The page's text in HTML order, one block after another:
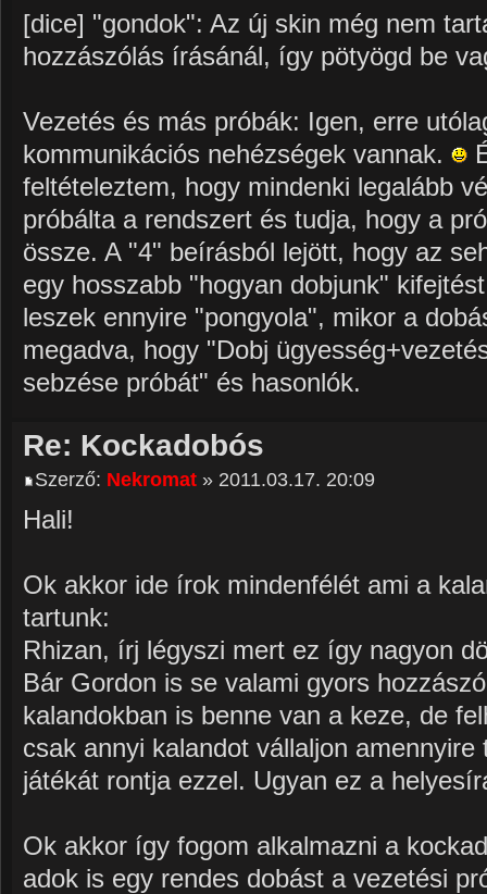
[dice] "gondok": Az új skin még nem
hozzászólás írásánál, így pötyögd be
Vezetés és más próbák: Igen, erre
kommunikációs nehézségek vannak.
feltételeztem, hogy mindenki legalább
próbálta a rendszert és tudja, hogy a
össze. A "4" beírásból lejött, hogy az
egy hosszabb "hogyan dobjunk"
leszek ennyire "pongyola", mikor a
megadva, hogy "Dobj
sebzése próbát" és hasonlók.
Re: Kockadobós
Szerző: Nekromat » 2011.03.17. 20:09
Hali!
Ok akkor ide írok mindenfélét ami a
tartunk:
Rhizan, írj légyszi mert ez így nagyon
Bár Gordon is se valami gyors
kalandokban is benne van a keze, de
csak annyi kalandot vállaljon
játékát rontja ezzel. Ugyan ez a
Ok akkor így fogom alkalmazni a
adok is egy rendes dobást a vezetési